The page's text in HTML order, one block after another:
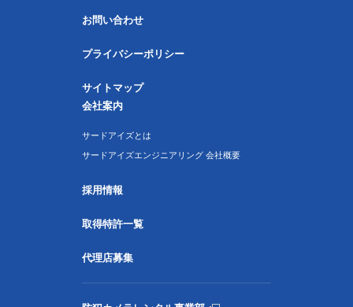
お問い合わせ
プライバシーポリシー
サイトマップ
会社案内
サードアイズとは
サードアイズエンジニアリング 会社概要
採用情報
取得特許一覧
代理店募集